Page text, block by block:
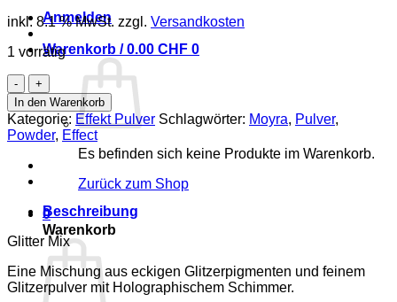
Anmelden
Warenkorb /0.00 CHF 0
Es befinden sich keine Produkte im Warenkorb.
Zurück zum Shop
0
Warenkorb
inkl. 8.1 % MwSt. zzgl. Versandkosten
1 vorrätig
Holo
Glitter
Mix
-
03
rosa
Menge
In den Warenkorb
Kategorie: Effekt Pulver Schlagwörter: Moyra, Pulver,
Powder, Effect
Beschreibung
Glitter Mix
Eine Mischung aus eckigen Glitzerpigmenten und feinem
Glitzerpulver mit Holographischem Schimmer.